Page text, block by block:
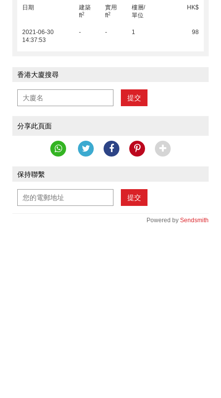
日期
建築
ft2
實用
ft2
樓層/
單位
HK$
2021-06-30
14:37:53
- - 1 98
香港大廈搜尋
提交
分享此頁面
保持聯繫
提交
Powered by Sendsmith